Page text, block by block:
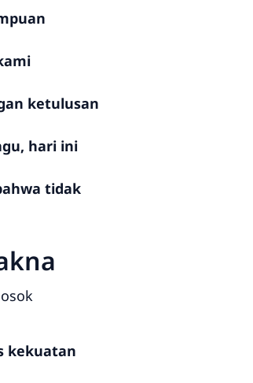
ketulusan
hari ini
tidak
kekuatan